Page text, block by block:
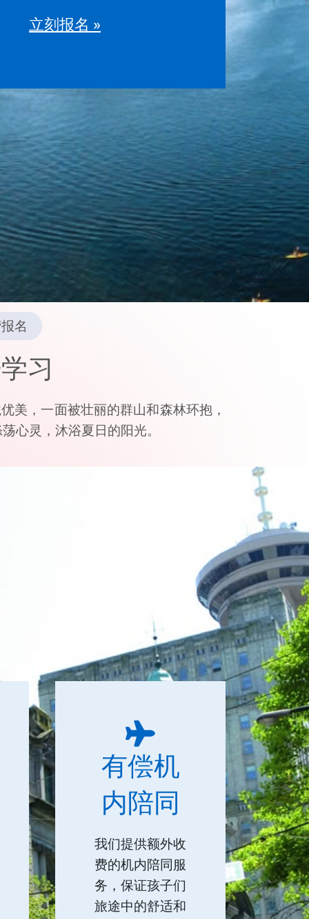
立刻报名 »
名
习
美，一面被壮丽的群山和森林环抱，
心灵，沐浴夏日的阳光。
有偿机
内陪同
我们提供额外收
费的机内陪同服
务，保证孩子们
旅途中的舒适和